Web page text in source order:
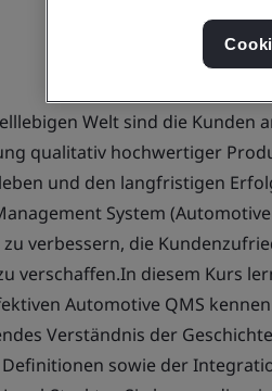
Welt sind die Kunden
qualitativ hochwertiger
und den langfristigen
System
verbessern, die
verschaffen.In diesem Kurs
Automotive QMS
Verständnis der
sowie der